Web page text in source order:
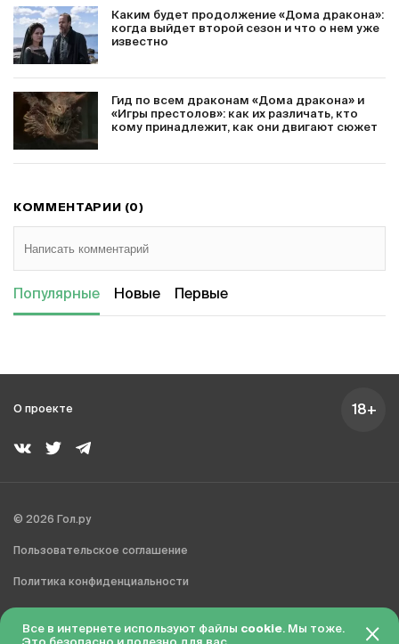
Каким будет продолжение «Дома дракона»:
когда выйдет второй сезон и что о нем уже
известно
Гид по всем драконам «Дома дракона» и
«Игры престолов»: как их различать, кто
кому принадлежит, как они двигают сюжет
КОММЕНТАРИИ (0)
Популярные Новые Первые
О проекте 18+
© 2026 Гол.ру
Пользовательское соглашение
Политика конфиденциальности
Все в интернете используют файлы cookie. Мы тоже.